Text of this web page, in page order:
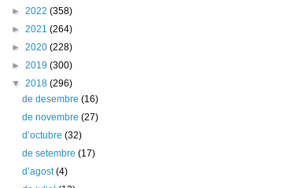
► 2022 (358)
► 2021 (264)
► 2020 (228)
► 2019 (300)
▼ 2018 (296)
de desembre(16)
de novembre(27)
d’octubre(32)
de setembre(17)
d’agost(4)